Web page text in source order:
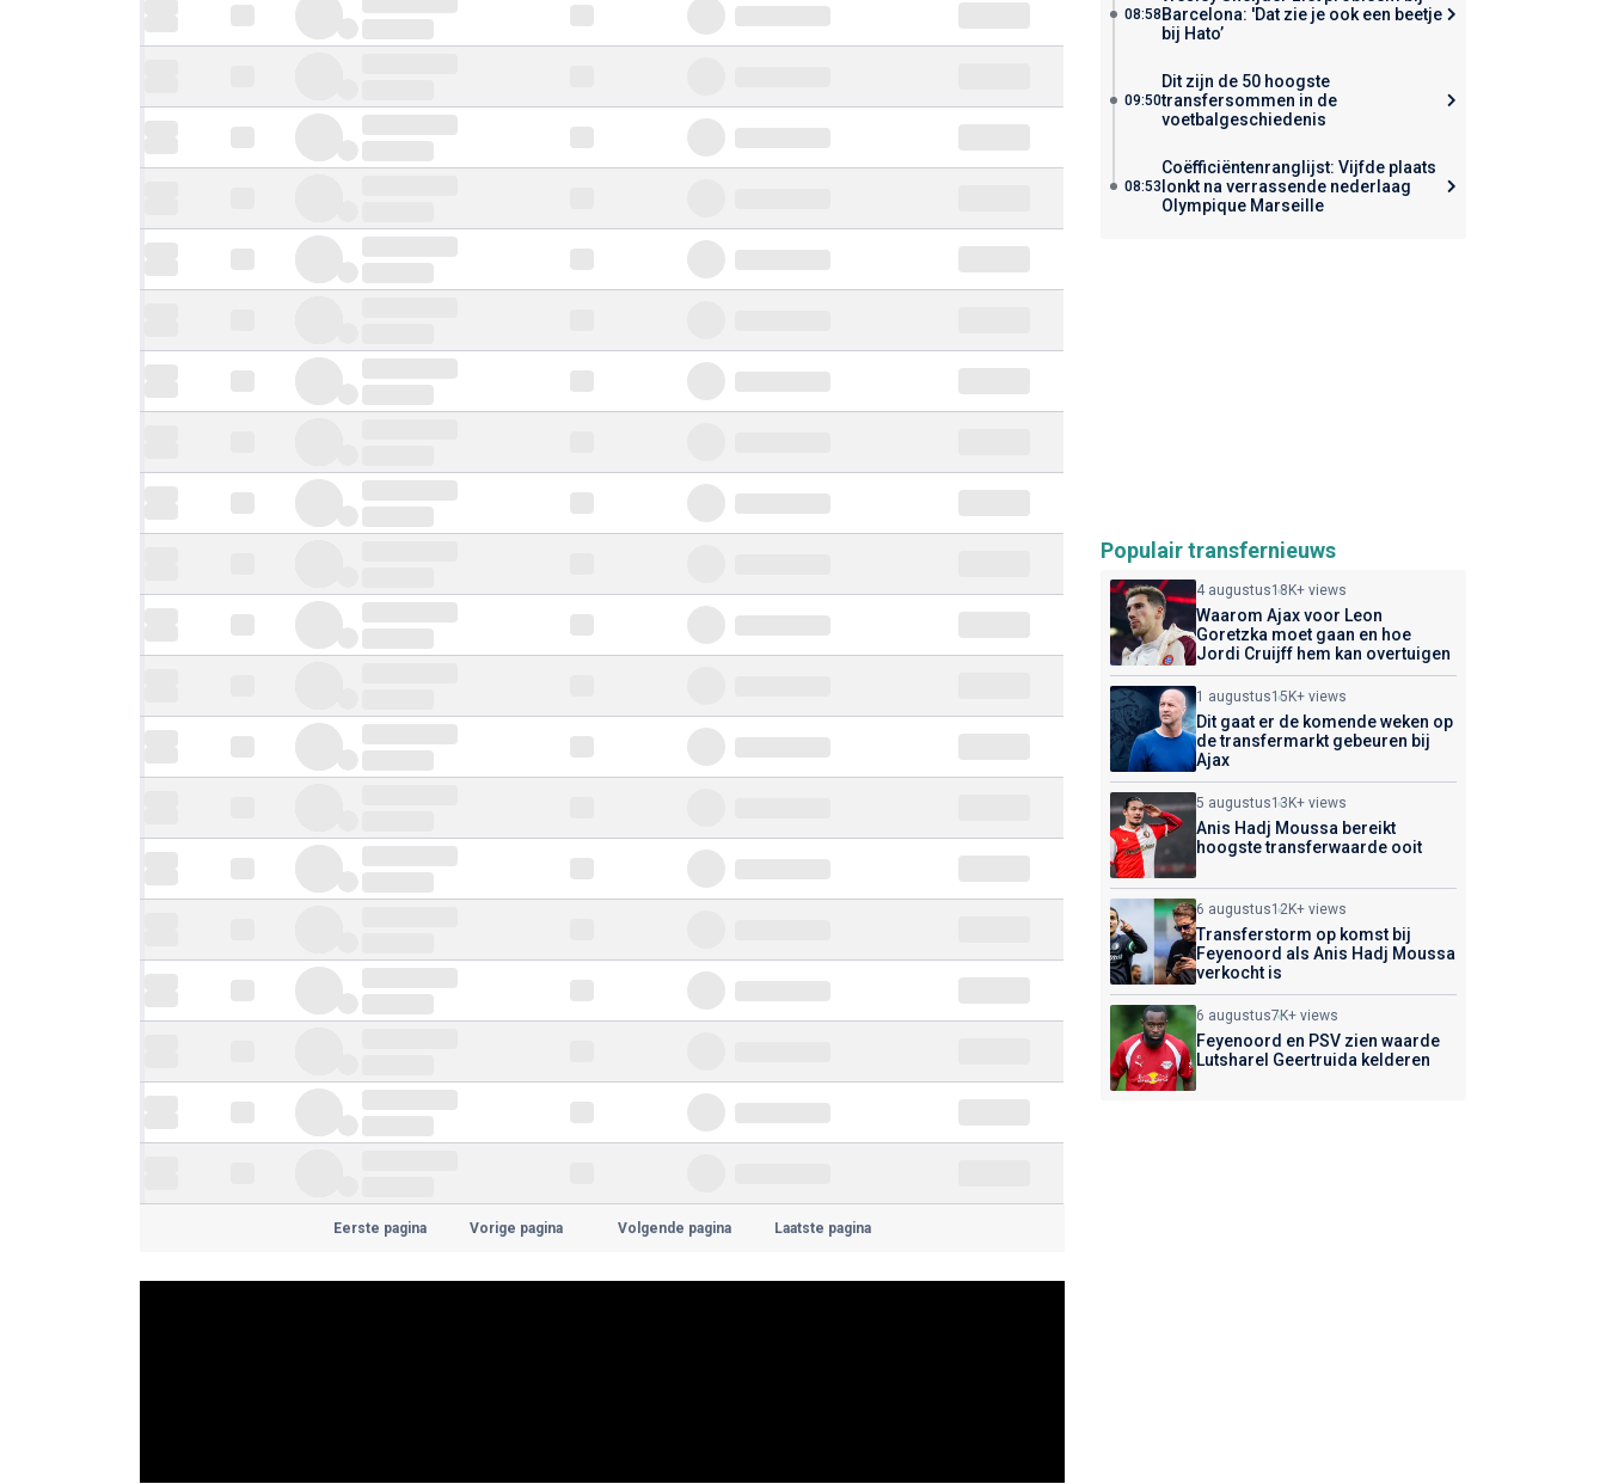
Eerste pagina Vorige pagina Volgende pagina Laatste pagina
08:58 Barcelona: 'Dat zie je ook een beetje
bij Hato’
09:50
Dit zijn de 50 hoogste
transfersommen in de
voetbalgeschiedenis
08:53
Coëfficiëntenranglijst: Vijfde plaats
lonkt na verrassende nederlaag
Olympique Marseille
Populair transfernieuws
4 augustus18K+ views
Waarom Ajax voor Leon
Goretzka moet gaan en hoe
Jordi Cruijff hem kan overtuigen
1 augustus15K+ views
Dit gaat er de komende weken op
de transfermarkt gebeuren bij
Ajax
5 augustus13K+ views
Anis Hadj Moussa bereikt
hoogste transferwaarde ooit
6 augustus12K+ views
Transferstorm op komst bij
Feyenoord als Anis Hadj Moussa
verkocht is
6 augustus7K+ views
Feyenoord en PSV zien waarde
Lutsharel Geertruida kelderen